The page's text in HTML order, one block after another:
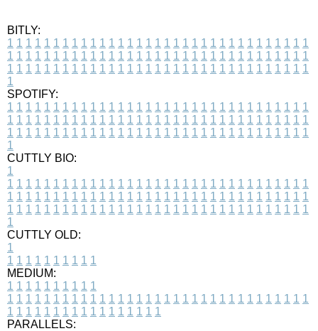
BITLY:
1 1 1 1 1 1 1 1 1 1 1 1 1 1 1 1 1 1 1 1 1 1 1 1 1 1 1 1 1 1 1 1 1
1 1 1 1 1 1 1 1 1 1 1 1 1 1 1 1 1 1 1 1 1 1 1 1 1 1 1 1 1 1 1 1 1
1 1 1 1 1 1 1 1 1 1 1 1 1 1 1 1 1 1 1 1 1 1 1 1 1 1 1 1 1 1 1 1 1
1
SPOTIFY:
1 1 1 1 1 1 1 1 1 1 1 1 1 1 1 1 1 1 1 1 1 1 1 1 1 1 1 1 1 1 1 1 1
1 1 1 1 1 1 1 1 1 1 1 1 1 1 1 1 1 1 1 1 1 1 1 1 1 1 1 1 1 1 1 1 1
1 1 1 1 1 1 1 1 1 1 1 1 1 1 1 1 1 1 1 1 1 1 1 1 1 1 1 1 1 1 1 1 1
1
CUTTLY BIO:
1
1 1 1 1 1 1 1 1 1 1 1 1 1 1 1 1 1 1 1 1 1 1 1 1 1 1 1 1 1 1 1 1 1
1 1 1 1 1 1 1 1 1 1 1 1 1 1 1 1 1 1 1 1 1 1 1 1 1 1 1 1 1 1 1 1 1
1 1 1 1 1 1 1 1 1 1 1 1 1 1 1 1 1 1 1 1 1 1 1 1 1 1 1 1 1 1 1 1 1
1
CUTTLY OLD:
1
1 1 1 1 1 1 1 1 1 1
MEDIUM:
1 1 1 1 1 1 1 1 1 1
1 1 1 1 1 1 1 1 1 1 1 1 1 1 1 1 1 1 1 1 1 1 1 1 1 1 1 1 1 1 1 1 1
1 1 1 1 1 1 1 1 1 1 1 1 1 1 1 1 1
PARALLELS: